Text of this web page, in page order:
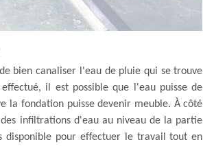
bien canaliser l'eau de pluie qui se trouve
il est possible que l'eau puisse de
la fondation puisse devenir meuble. À côté
infiltrations d'eau au niveau de la partie
disponible pour effectuer le travail tout en